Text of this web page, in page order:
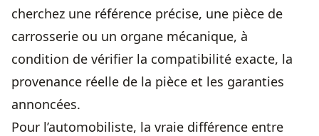
cherchez une référence précise, une pièce de
carrosserie ou un organe mécanique, à
condition de vérifier la compatibilité exacte, la
provenance réelle de la pièce et les garanties
annoncées.
Pour l’automobiliste, la vraie différence entre